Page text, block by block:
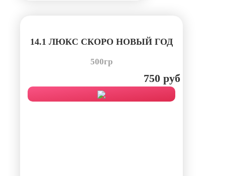
14.1 ЛЮКС СКОРО НОВЫЙ ГОД
500гр
750 руб